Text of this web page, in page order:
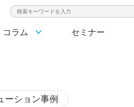
検索キーワード入力
コラム セミナー
ーション事例